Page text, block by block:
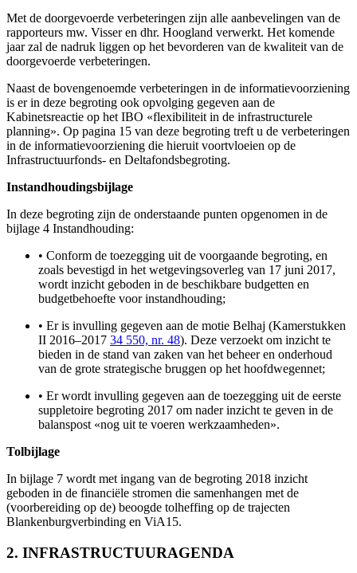
Met de doorgevoerde verbeteringen zijn alle aanbevelingen van de
rapporteurs mw. Visser en dhr. Hoogland verwerkt. Het komende
jaar zal de nadruk liggen op het bevorderen van de kwaliteit van de
doorgevoerde verbeteringen.
Naast de bovengenoemde verbeteringen in de informatievoorziening
is er in deze begroting ook opvolging gegeven aan de
Kabinetsreactie op het IBO «flexibiliteit in de infrastructurele
planning». Op pagina 15 van deze begroting treft u de verbeteringen
in de informatievoorziening die hieruit voortvloeien op de
Infrastructuurfonds- en Deltafondsbegroting.
Instandhoudingsbijlage
In deze begroting zijn de onderstaande punten opgenomen in de
bijlage 4 Instandhouding:
• Conform de toezegging uit de voorgaande begroting, en
zoals bevestigd in het wetgevingsoverleg van 17 juni 2017,
wordt inzicht geboden in de beschikbare budgetten en
budgetbehoefte voor instandhouding;
• Er is invulling gegeven aan de motie Belhaj (Kamerstukken
II 2016–2017 34 550, nr. 48). Deze verzoekt om inzicht te
bieden in de stand van zaken van het beheer en onderhoud
van de grote strategische bruggen op het hoofdwegennet;
• Er wordt invulling gegeven aan de toezegging uit de eerste
suppletoire begroting 2017 om nader inzicht te geven in de
balanspost «nog uit te voeren werkzaamheden».
Tolbijlage
In bijlage 7 wordt met ingang van de begroting 2018 inzicht
geboden in de financiële stromen die samenhangen met de
(voorbereiding op de) beoogde tolheffing op de trajecten
Blankenburgverbinding en ViA15.
2. INFRASTRUCTUURAGENDA